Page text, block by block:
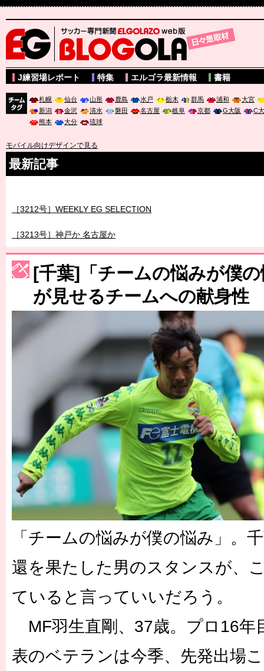
サッカー専門新聞ELGOLAZO web版 BLOGOLA
J練習場レポート 特集 エルゴラ最新情報 書籍
札幌 仙台 山形 鹿島 水戸 栃木 群馬 浦和
大宮
新潟
金沢 清水 磐田 名古屋 岐阜 京都 G大阪
C
熊本
大分 琉球
モバイル向けデザインで見る
最新記事
［3212号］WEEKLY EG SELECTION
［3213号］神戸か 名古屋か
［3214号］WEST制覇
［3215号］WEEKLY EG SELECTION
［3216号］行く末占うラストワン
［3217号］最高の景色へ出国
［3218号］WEEKLY EG SELECTION
［3219号］特別な覇者へ 大逆転か連破か
［3220号］伝説の王者、黄金のシャーレ
[千葉]「チームの悩みが僕
が見せるチームへの献身性
「チームの悩みが僕の悩み」。
還を果たした男のスタンスが、
ていると言っていいだろう。
MF羽生直剛、37歳。プロ16年
表のベテランは今季、先発出場